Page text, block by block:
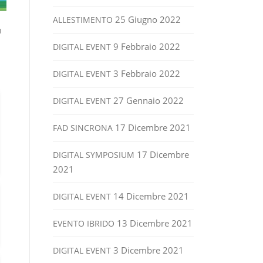
ALLESTIMENTO 25 Giugno 2022
DIGITAL EVENT 9 Febbraio 2022
DIGITAL EVENT 3 Febbraio 2022
DIGITAL EVENT 27 Gennaio 2022
FAD SINCRONA 17 Dicembre 2021
DIGITAL SYMPOSIUM 17 Dicembre
2021
DIGITAL EVENT 14 Dicembre 2021
EVENTO IBRIDO 13 Dicembre 2021
DIGITAL EVENT 3 Dicembre 2021